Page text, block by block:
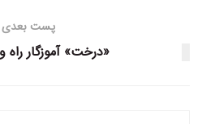
پست بعدی
«درخت» آموزگار